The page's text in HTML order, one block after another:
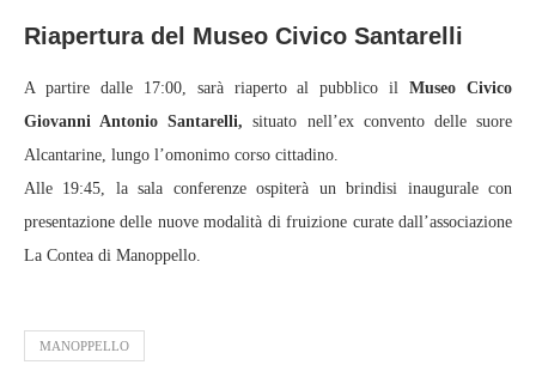
Riapertura del Museo Civico Santarelli
A partire dalle 17:00, sarà riaperto al pubblico ilMuseo Civico
Giovanni Antonio Santarelli, situato nell’ex convento delle suore
Alcantarine, lungo l’omonimo corso cittadino.
Alle 19:45, la sala conferenze ospiterà un brindisi inaugurale con
presentazione delle nuove modalità di fruizione curate dall’associazione
La Contea di Manoppello.
MANOPPELLO